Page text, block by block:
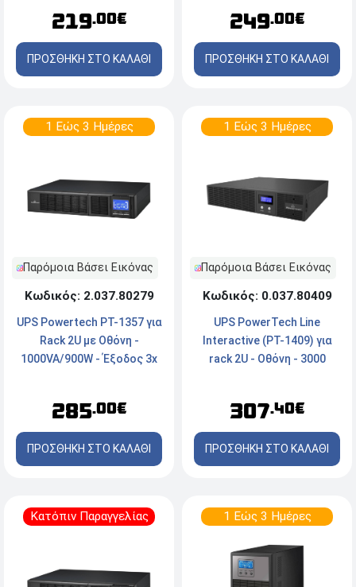
219.00€
ΠΡΟΣΘΗΚΗ ΣΤΟ ΚΑΛΑΘΙ
249.00€
ΠΡΟΣΘΗΚΗ ΣΤΟ ΚΑΛΑΘΙ
1 Εώς 3 Ημέρες
Παρόμοια Βάσει Εικόνας
Κωδικός: 2.037.80279
UPS Powertech PT-1357 για
Rack 2U με Οθόνη -
1000VA/900W - Έξοδος 3x
285.00€
ΠΡΟΣΘΗΚΗ ΣΤΟ ΚΑΛΑΘΙ
1 Εώς 3 Ημέρες
Παρόμοια Βάσει Εικόνας
Κωδικός: 0.037.80409
UPS PowerTech Line
Interactive (PT-1409) για
rack 2U - Οθόνη - 3000
307.40€
ΠΡΟΣΘΗΚΗ ΣΤΟ ΚΑΛΑΘΙ
Κατόπιν Παραγγελίας 1 Εώς 3 Ημέρες